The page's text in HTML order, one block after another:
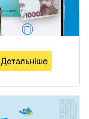
Детальніше